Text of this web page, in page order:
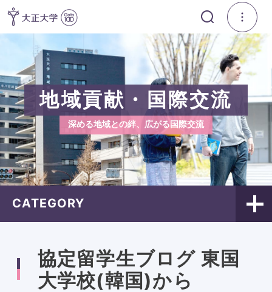
地域貢献・国際交流
深める地域との絆、広がる国際交流
CATEGORY
協定留学生ブログ 東国
大学校(韓国)から